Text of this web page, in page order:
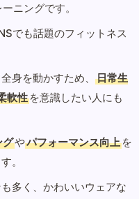
ニングです。
でも話題のフィットネス
身を動かすため、
日常生
軟性 を意識したい人にも
グやパフォーマンス向上 を
。
多く、かわいいウェアな